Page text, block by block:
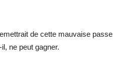
de cette mauvaise
ne peut gagner.